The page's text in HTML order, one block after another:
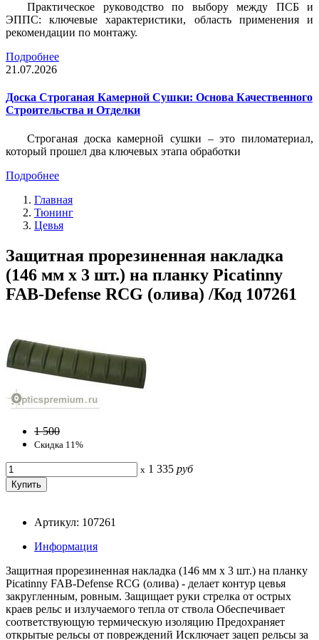
Практическое руководство по выбору между ПСБ и
ЭППС: ключевые характеристики, область применения и
рекомендации по монтажу.
Подробнее
21.07.2026
Доска Строганая Камерной Сушки: Основа Качественного
Строительства и Отделки
Строганая доска камерной сушки – это пиломатериал,
который прошел два ключевых этапа обработки
Подробнее
Главная
Тюнинг
Цевья
Защитная прорезиненная накладка
(146 мм х 3 шт.) на планку Picatinny
FAB-Defense RCG (олива) /Код 107261
1 500
Скидка 11%
x 1 335 руб
Артикул: 107261
Информация
Защитная прорезиненная накладка (146 мм х 3 шт.) на планку
Picatinny FAB-Defense RCG (олива) - делает контур цевья
закругленным, ровным. Защищает руки стрелка от острых
краев рельс и излучаемого тепла от ствола Обеспечивает
соответствующую термическую изоляцию Предохраняет
открытые рельсы от повреждений Исключает зацеп рельсы за